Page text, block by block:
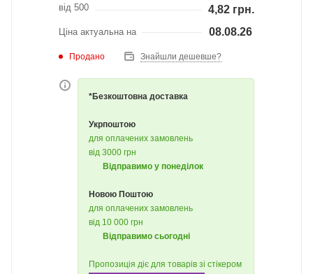
від 500 4,82 грн.
Ціна актуальна на 08.08.26
Продано Знайшли дешевше?
*Безкоштовна доставка
Укрпоштою
для оплачених замовлень
від 3000 грн
Відправимо у понеділок
Новою Поштою
для оплачених замовлень
від 10 000 грн
Відправимо сьогодні
Пропозиція діє для товарів зі стікером